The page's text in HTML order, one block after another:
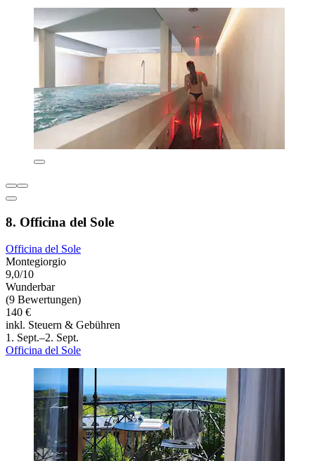
8. Officina del Sole
Officina del Sole
Montegiorgio
9,0/10
Wunderbar
(9 Bewertungen)
140 €
inkl. Steuern & Gebühren
1. Sept.–2. Sept.
Officina del Sole